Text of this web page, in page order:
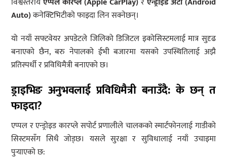
Auto)कनेक्टिभिटीको फाइदा लिन सक्नेछन्।
यो नयाँ सफ्टवेयर अपडेटले जिलिको डिजिटल इकोसिस्टमलाई मात्र सुदृढ
बनाएको छैन, बरु नेपालको ईभी बजारमा यसको उपस्थितिलाई अझै
प्रतिस्पर्धी र प्रविधिमैत्री बनाएको छ।
ड्राइभिङ अनुभवलाई प्रविधिमैत्री बनाउँदै: के छन् त
फाइदा?
एप्पल र एन्ड्रोइड कारप्ले सपोर्ट प्रणालीले चालकको स्मार्टफोनलाई गाडीको
सिस्टमसँग सिधै जोड्छ। यसले सुरक्षा र सुविधालाई नयाँ उचाइमा
पुर्‍याएको छ: